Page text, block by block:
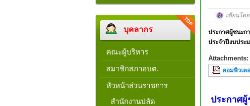
บุคลากร
คณะผู้บริหาร
สมาชิกสภาอบต.
หัวหน้าส่วนราชการ
สำนักงานปลัด
เขียนโด
ประกาศผู้ชนะก
ประจำปีงบประ
Attachments:
คอมพิวเต
ประกาศ